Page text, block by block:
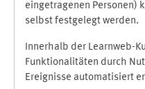
eingetragenen Personen)
selbst festgelegt werden.
Innerhalb der Learnweb-
Funktionalitäten durch
Ereignisse automatisiert